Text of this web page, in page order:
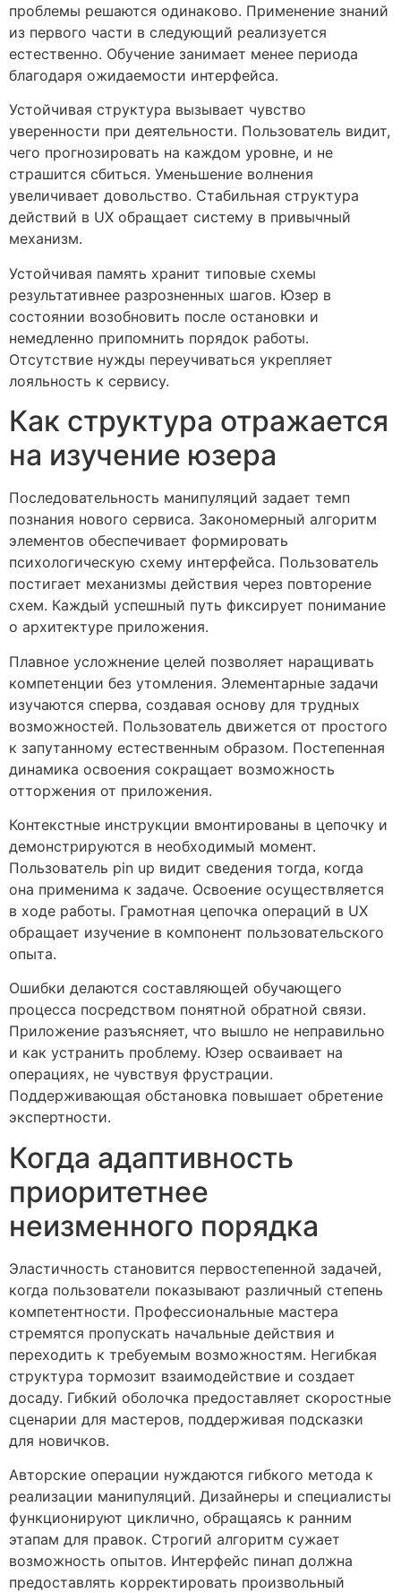
проблемы решаются одинаково. Применение знаний
из первого части в следующий реализуется
естественно. Обучение занимает менее периода
благодаря ожидаемости интерфейса.
Устойчивая структура вызывает чувство
уверенности при деятельности. Пользователь видит,
чего прогнозировать на каждом уровне, и не
страшится сбиться. Уменьшение волнения
увеличивает довольство. Стабильная структура
действий в UX обращает систему в привычный
механизм.
Устойчивая память хранит типовые схемы
результативнее разрозненных шагов. Юзер в
состоянии возобновить после остановки и
немедленно припомнить порядок работы.
Отсутствие нужды переучиваться укрепляет
лояльность к сервису.
Как структура отражается
на изучение юзера
Последовательность манипуляций задает темп
познания нового сервиса. Закономерный алгоритм
элементов обеспечивает формировать
психологическую схему интерфейса. Пользователь
постигает механизмы действия через повторение
схем. Каждый успешный путь фиксирует понимание
о архитектуре приложения.
Плавное усложнение целей позволяет наращивать
компетенции без утомления. Элементарные задачи
изучаются сперва, создавая основу для трудных
возможностей. Пользователь движется от простого
к запутанному естественным образом. Постепенная
динамика освоения сокращает возможность
отторжения от приложения.
Контекстные инструкции вмонтированы в цепочку и
демонстрируются в необходимый момент.
Пользователь pin up видит сведения тогда, когда
она применима к задаче. Освоение осуществляется
в ходе работы. Грамотная цепочка операций в UX
обращает изучение в компонент пользовательского
опыта.
Ошибки делаются составляющей обучающего
процесса посредством понятной обратной связи.
Приложение разъясняет, что вышло не неправильно
и как устранить проблему. Юзер осваивает на
операциях, не чувствуя фрустрации.
Поддерживающая обстановка повышает обретение
экспертности.
Когда адаптивность
приоритетнее
неизменного порядка
Эластичность становится первостепенной задачей,
когда пользователи показывают различный степень
компетентности. Профессиональные мастера
стремятся пропускать начальные действия и
переходить к требуемым возможностям. Негибкая
структура тормозит взаимодействие и создает
досаду. Гибкий оболочка предоставляет скоростные
сценарии для мастеров, поддерживая подсказки
для новичков.
Авторские операции нуждаются гибкого метода к
реализации манипуляций. Дизайнеры и специалисты
функционируют циклично, обращаясь к ранним
этапам для правок. Строгий алгоритм сужает
возможность опытов. Интерфейс пинап должна
предоставлять корректировать произвольный